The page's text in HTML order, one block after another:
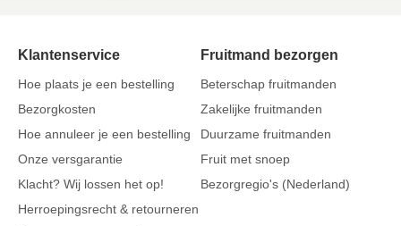
Klantenservice
Hoe plaats je een bestelling
Bezorgkosten
Hoe annuleer je een bestelling
Onze versgarantie
Klacht? Wij lossen het op!
Herroepingsrecht & retourneren
Fruitmand bezorgen
Beterschap fruitmanden
Zakelijke fruitmanden
Duurzame fruitmanden
Fruit met snoep
Bezorgregio's (Nederland)